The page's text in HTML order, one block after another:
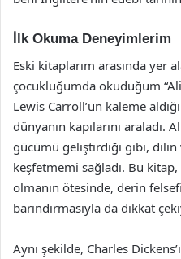
İlk Okuma Deneyimlerim
Eski kitaplarım arasında yer
çocukluğumda okuduğum
Lewis Carroll’un kaleme
dünyanın kapılarını araladı.
gücümü geliştirdiği gibi, dilin
keşfetmemi sağladı. Bu
olmanın ötesinde, derin
barındırmasıyla da dikkat
Aynı şekilde, Charles